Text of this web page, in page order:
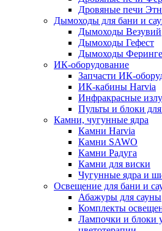
Дровяные печи
Дымоходы для бани и
Дымоходы Везувий
Дымоходы Гефест
Дымоходы
ИК-оборудование
Запчасти ИК-
ИК-кабины Harvia
Инфракрасные
Пульты и блоки
Камни, чугунные ядра
Камни Harvia
Камни SAWO
Камни Радуга
Камни для виски
Чугунные ядра и
Освещение для бани и
Абажуры для сауны
Комплекты
Лампочки и блоки